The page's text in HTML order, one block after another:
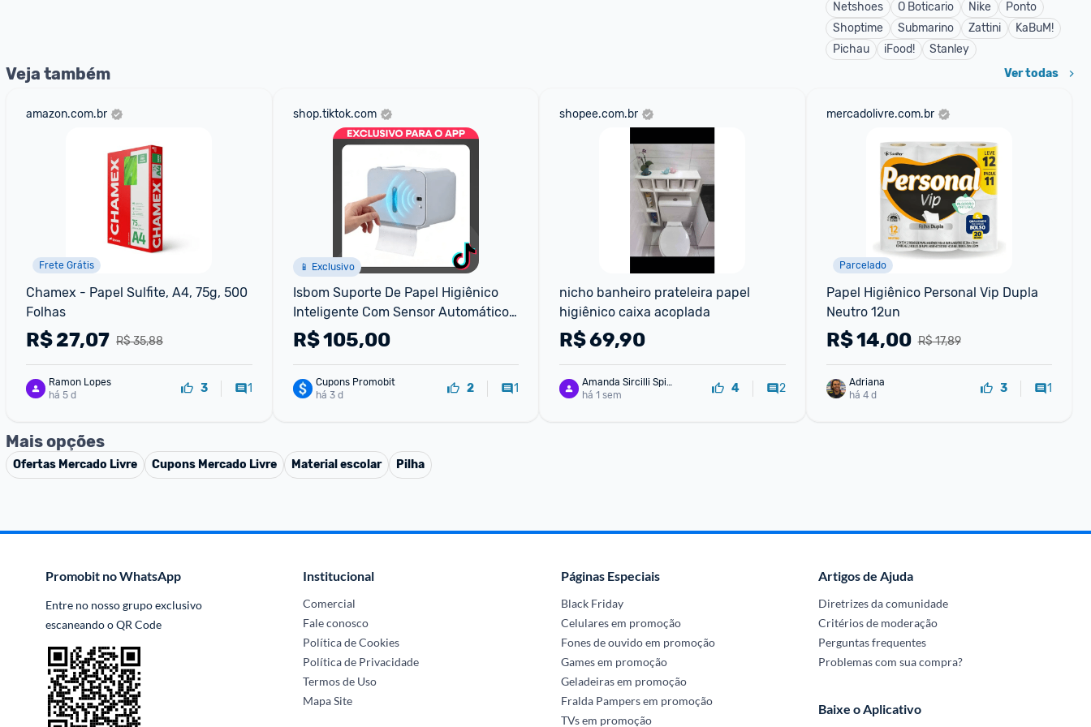
Netshoes
O Boticario Nike
Ponto
Shoptime
Submarino Zattini
KaBuM!
Pichau
iFood! Stanley
Veja também Ver todas
amazon.com.br
Frete Grátis
Chamex - Papel Sulfite, A4, 75g, 500
Folhas
R$ 35,88
R$27,07
Ramon Lopes
há 5 d
3 1
shop.tiktok.com
📱 Exclusivo
Isbom Suporte De Papel Higiênico
Inteligente Com Sensor Automático
Saída De Papel Toque...
R$105,00
Cupons Promobit
há 3 d
2 1
shopee.com.br
nicho banheiro prateleira papel
higiênico caixa acoplada
R$69,90
Amanda Sircilli Spin
ella
há 1 sem 4 2
mercadolivre.com.br
Parcelado
Papel Higiênico Personal Vip Dupla
Neutro 12un
R$ 17,89
R$14,00
Adriana
há 4 d
3 1
Mais opções
Ofertas Mercado Livre Cupons Mercado Livre Material escolar Pilha
Promobit no WhatsApp
Entre no nosso grupo exclusivo
escaneando o QR Code
Institucional
Comercial
Fale conosco
Política de Cookies
Política de Privacidade
Termos de Uso
Mapa Site
Páginas Especiais
Black Friday
Celulares em promoção
Fones de ouvido em promoção
Games em promoção
Geladeiras em promoção
Fralda Pampers em promoção
TVs em promoção
Artigos de Ajuda
Diretrizes da comunidade
Critérios de moderação
Perguntas frequentes
Problemas com sua compra?
Baixe o Aplicativo